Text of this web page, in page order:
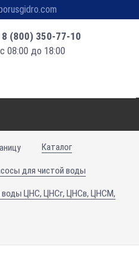
8 (800) 350-77-10
08:00 до 18:00
Каталог
для чистой воды
воды ЦНС, ЦНСг, ЦНСв, ЦНСМ,